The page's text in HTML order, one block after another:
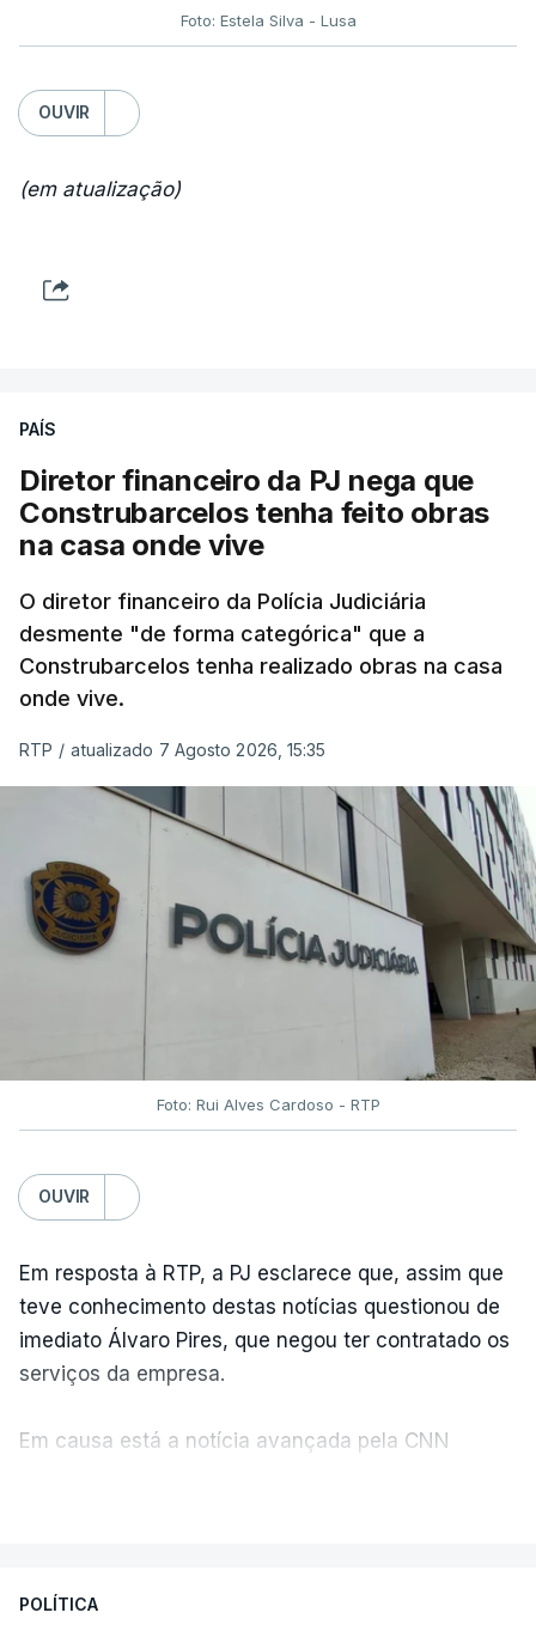
Foto: Estela Silva - Lusa
OUVIR
(em atualização)
PAÍS
Diretor financeiro da PJ nega que
Construbarcelos tenha feito obras
na casa onde vive
O diretor financeiro da Polícia Judiciária
desmente "de forma categórica" que a
Construbarcelos tenha realizado obras na casa
onde vive.
RTP / atualizado 7 Agosto 2026, 15:35
Foto: Rui Alves Cardoso - RTP
OUVIR
Em resposta à RTP, a PJ esclarece que, assim que
teve conhecimento destas notícias questionou de
imediato Álvaro Pires, que negou ter contratado os
serviços da empresa.
Em causa está a notícia avançada pela CNN
abertura de qualquer processo disciplinar, por não
POLÍTICA